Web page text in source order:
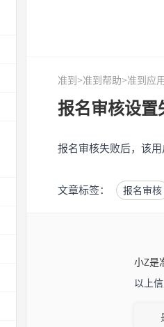
准到>准到帮助>准到应
报名审核设
报名审核失败后，该
文章标签： 报名审核
小Z是
以上